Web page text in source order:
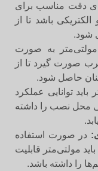
دقت مناسب برای
باشد تا از
به صورت
صورت گیرد تا از
حاصل شود.
توانایی عملکرد
نصب را داشته
صورت استفاده
مولتی‌متر قابلیت
را داشته باشد.